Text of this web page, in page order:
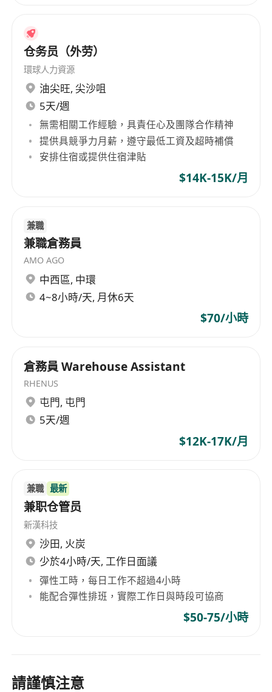
仓务员（外劳）
環球人力資源
油尖旺, 尖沙咀
5天/週
無需相關工作經驗，具責任心及團隊合作精神
提供具競爭力月薪，遵守最低工資及超時補償
安排住宿或提供住宿津貼
$14K-15K/月
兼職
兼職倉務員
AMO AGO
中西區, 中環
4~8小時/天, 月休6天
$70/小時
倉務員 Warehouse Assistant
RHENUS
屯門, 屯門
5天/週
$12K-17K/月
兼職 最新
兼职仓管员
新漢科技
沙田, 火炭
少於4小時/天, 工作日面議
彈性工時，每日工作不超過4小時
能配合彈性排班，實際工作日與時段可協商
$50-75/小時
請謹慎注意